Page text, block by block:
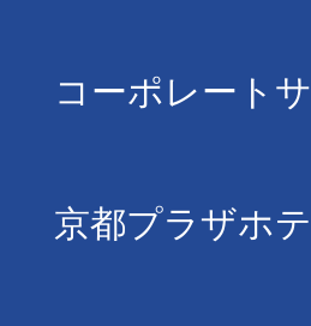
コーポレート
京都プラザホ